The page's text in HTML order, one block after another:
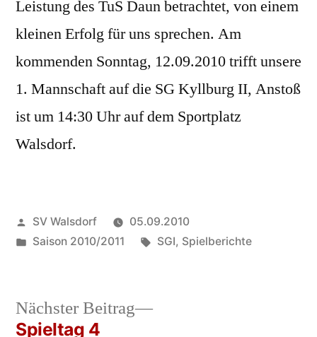
Leistung des TuS Daun betrachtet, von einem
kleinen Erfolg für uns sprechen. Am
kommenden Sonntag, 12.09.2010 trifft unsere
1. Mannschaft auf die SG Kyllburg II, Anstoß
ist um 14:30 Uhr auf dem Sportplatz
Walsdorf.
Veröffentlicht
von
SV Walsdorf
05.09.2010
Veröffentlicht
Saison 2010/2011 Schlagwörter:
SGI, Spielberichte
Nächster Beitrag
Nächster
Spieltag 4